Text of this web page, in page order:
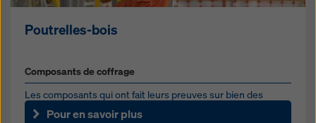
Poutrelles-bois
Composants de coffrage
Les composants qui ont fait leurs preuves sur bien des
systèmes de coffrage Doka
Pour en savoir plus